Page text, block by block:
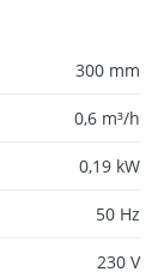
300 mm
0,6 m³/h
0,19 kW
50 Hz
230 V